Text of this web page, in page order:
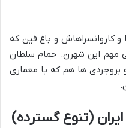
و کاروانسراهاش و باغ فین که
مهم این شهرن. حمام سلطان
بروجردی ها هم که با معماری
(تنوع گسترده)